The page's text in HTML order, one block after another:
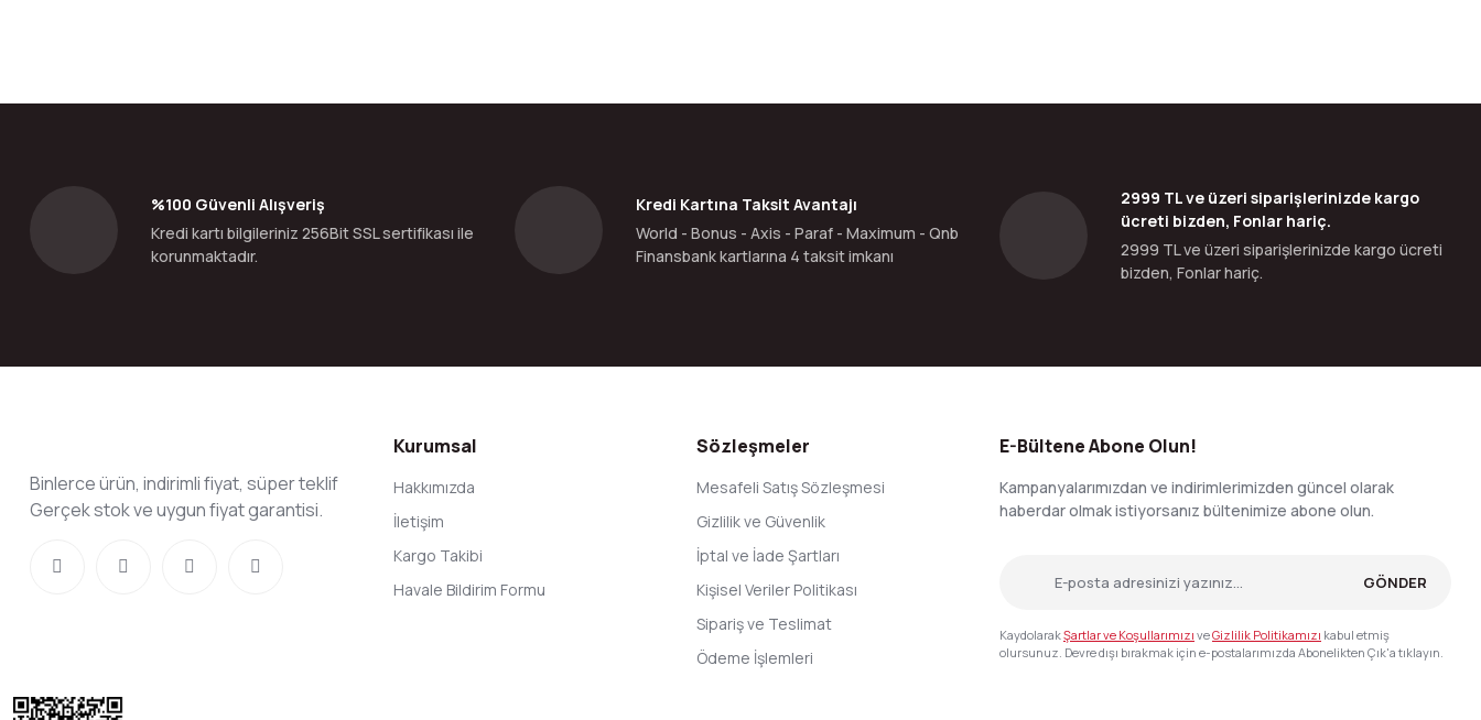
Ürün fiyatı diğer sitelerden daha pahalı.
Bu ürüne benzer farklı alternatifler olmalı.
%100 Güvenli Alışveriş
Kredi kartı bilgileriniz 256Bit SSL sertifikası ile
korunmaktadır.
Kredi Kartına Taksit Avantajı
World - Bonus - Axis - Paraf - Maximum - Qnb
Finansbank kartlarına 4 taksit imkanı
2999 TL ve üzeri siparişlerinizde kargo
ücreti bizden, Fonlar hariç.
2999 TL ve üzeri siparişlerinizde kargo ücreti
bizden, Fonlar hariç.
Binlerce ürün, indirimli fiyat, süper teklif
Gerçek stok ve uygun fiyat garantisi.
Kurumsal
Hakkımızda
İletişim
Kargo Takibi
Havale Bildirim Formu
Sözleşmeler
Mesafeli Satış Sözleşmesi
Gizlilik ve Güvenlik
İptal ve İade Şartları
Kişisel Veriler Politikası
Sipariş ve Teslimat
Ödeme İşlemleri
E-Bültene Abone Olun!
Kampanyalarımızdan ve indirimlerimizden güncel olarak
haberdar olmak istiyorsanız bültenimize abone olun.
GÖNDER
KaydolarakŞartlar ve Koşullarımızı veGizlilik Politikamızı kabul etmiş
olursunuz. Devre dışı bırakmak için e-postalarımızda Abonelikten Çık'a tıklayın.